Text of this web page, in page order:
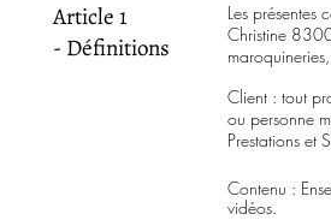
Article 1
- Définitions
Les
Christine
Client : tout
ou personne
Prestations et
Contenu :
vidéos.